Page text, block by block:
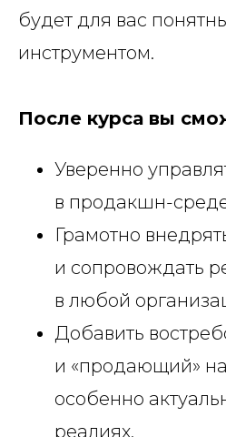
будет для вас
инструментом.
После курса вы
Уверенно
в продакшн-
Грамотно
и сопровождать
в любой
Добавить
и «продающий»
особенно
реалиях.